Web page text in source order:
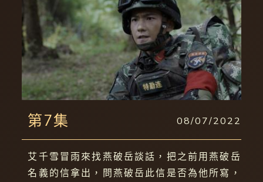
第7集 08/07/2022
艾千雪冒雨來找燕破岳談話，把之前用燕破岳
名義的信拿出，問燕破岳此信是否為他所寫，